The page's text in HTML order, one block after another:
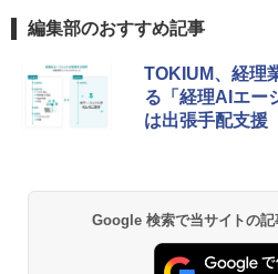
編集部のおすすめ記事
TOKIUM、経理
る「経理AIエ
は出張手配支援
Google 検索で当サイトの